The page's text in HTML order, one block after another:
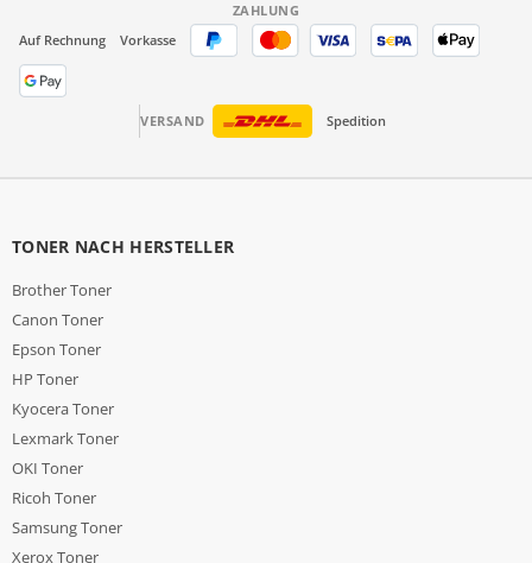
ZAHLUNG
Auf Rechnung
Vorkasse
VERSAND Spedition
TONER NACH HERSTELLER
Brother Toner
Canon Toner
Epson Toner
HP Toner
Kyocera Toner
Lexmark Toner
OKI Toner
Ricoh Toner
Samsung Toner
Xerox Toner